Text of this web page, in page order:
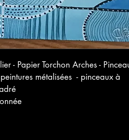
- Papier Torchon Arches -
métalisées  - pinceaux à